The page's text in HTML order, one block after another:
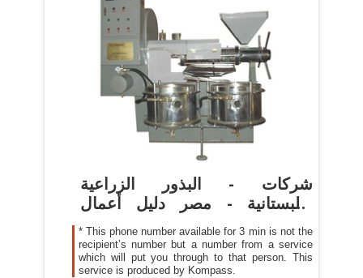
شركات - البذور الزراعية
والبستانية - مصر دليل أعمال
كومباس
* This phone number available for 3 min is not the
recipient’s number but a number from a service
which will put you through to that person. This
service is produced by Kompass.